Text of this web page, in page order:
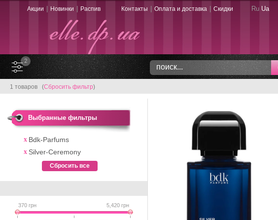
Акции Новинки Распив Контакты Оплата и доставка Скидки Ru Ua
2
1 товаров (Сбросить фильтр)
Выбранные фильтры
Bdk-Parfums
Silver-Ceremony
Сбросить все
370 грн 5,420 грн